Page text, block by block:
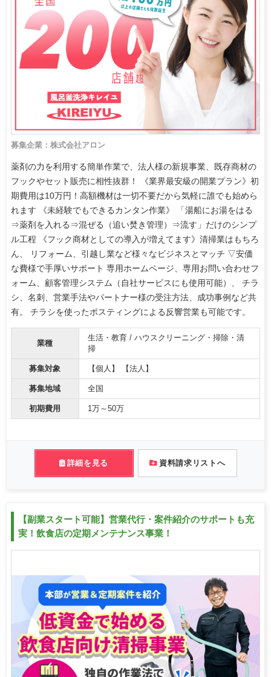
募集企業：株式会社アロン
薬剤の力を利用する簡単作業で、法人様の新規事業、既存商材の
フックやセット販売に相性抜群！ 《業界最安級の開業プラン》初
期費用は10万円！高額機材は一切不要だから気軽に誰でも始めら
れます 《未経験でもできるカンタン作業》 「湯船にお湯をはる
⇒薬剤を入れる⇒混ぜる（追い焚き管理）⇒流す」だけのシンプ
ル工程 《フック商材としての導入が増えてます》清掃業はもちろ
ん、 リフォーム、引越し業など様々なビジネスとマッチ ▽安価
な費様で手厚いサポート 専用ホームページ、専用お問い合わせフ
ォーム、顧客管理システム（自社サービスにも使用可能）、 チラ
シ、名刺、営業手法やパートナー様の受注方法、成功事例など共
有。 チラシを使ったポスティングによる反響営業も可能です。
業種
生活・教育 / ハウスクリーニング・掃除・清
掃
募集対象 【個人】 【法人】
募集地域 全国
初期費用 1万～50万
詳細を見る 資料請求リストへ
【副業スタート可能】営業代行・案件紹介のサポートも充
実！飲食店の定期メンテナンス事業！